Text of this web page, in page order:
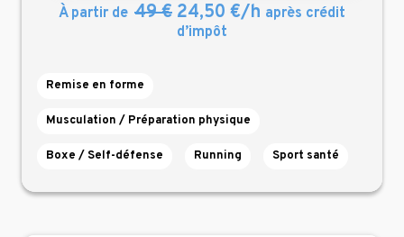
À partir de 49 € 24,50 €/h après crédit
d’impôt
Remise en forme
Musculation / Préparation physique
Boxe / Self-défense Running Sport santé